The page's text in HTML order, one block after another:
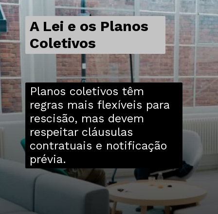
A Lei e os Planos
Coletivos
Planos coletivos têm
regras mais flexíveis para
rescisão, mas devem
respeitar cláusulas
contratuais e notificação
prévia.